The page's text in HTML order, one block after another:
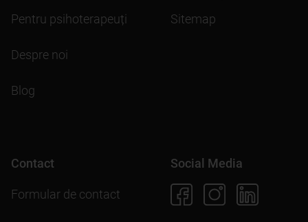
Pentru psihoterapeuți
Despre noi
Blog
Sitemap
Contact
Formular de contact
Social Media